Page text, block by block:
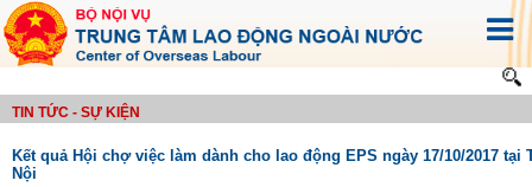
TIN TỨC - SỰ KIỆN
Kết quả Hội chợ việc làm dành cho lao động EPS ngày 17/10/2017 tại
Nội